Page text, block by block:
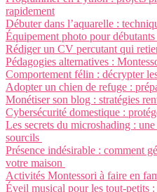
rapidement
Débuter dans l’aquarelle :
Équipement photo pour
Rédiger un CV percutant qui
Pédagogies alternatives :
Comportement félin : décrypter
Adopter un chien de refuge :
Monétiser son blog : stratégies
Cybersécurité domestique :
Les secrets du microshading :
sourcils
Présence indésirable : comment
votre maison
Activités Montessori à faire en
Éveil musical pour les tout-petits